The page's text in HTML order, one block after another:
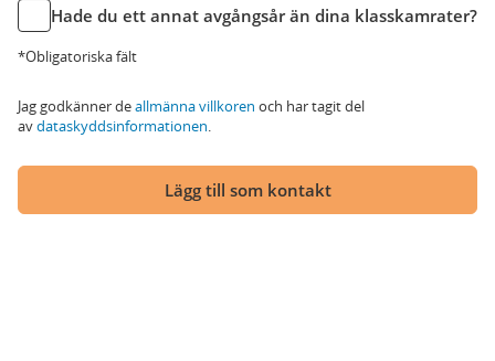
Hade du ett annat avgångsår än dina klasskamrater?
*Obligatoriska fält
Jag godkänner deallmänna villkoren och har tagit del
avdataskyddsinformationen.
Lägg till som kontakt